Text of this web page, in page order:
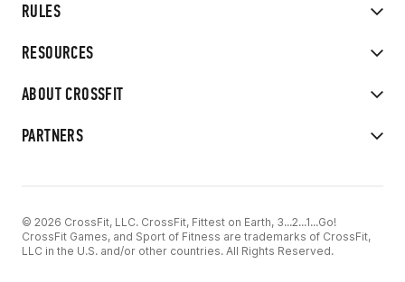
RULES
RESOURCES
ABOUT CROSSFIT
PARTNERS
© 2026 CrossFit, LLC. CrossFit, Fittest on Earth, 3...2...1...Go!
CrossFit Games, and Sport of Fitness are trademarks of CrossFit,
LLC in the U.S. and/or other countries. All Rights Reserved.